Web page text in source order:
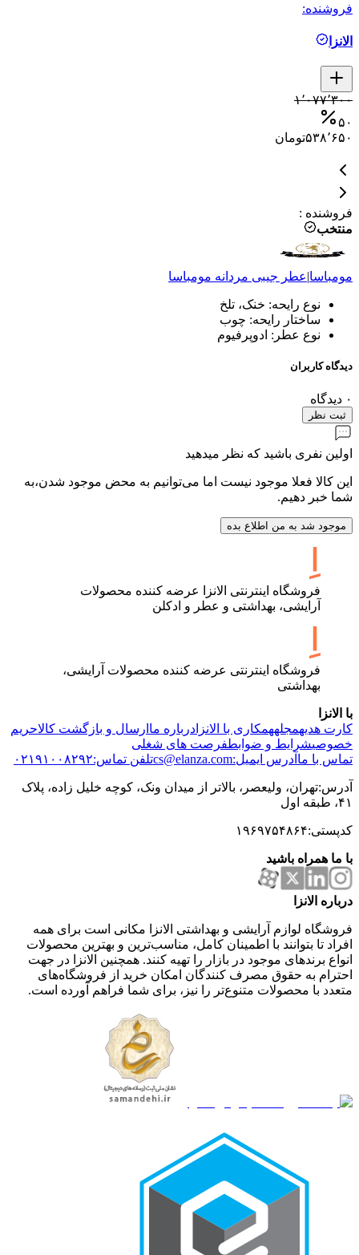
فروشنده:
الانزا
۱٬۰۷۷٬۳۰۰
۵۰
۵۳۸٬۶۵۰تومان
فروشنده :
منتخب
مومباسا|عطر جیبی مردانه مومباسا
نوع رایحه: خنک، تلخ
ساختار رایحه: چوب
نوع عطر: ادوپرفیوم
دیدگاه کاربران
۰ دیدگاه
ثبت نظر
اولین نفری باشید که نظر میدهید
این کالا فعلا موجود نیست اما می‌توانیم به محض موجود شدن،به
شما خبر دهیم.
موجود شد به من اطلاع بده
فروشگاه اینترنتی الانزا عرضه کننده محصولات
آرایشی، بهداشتی و عطر و ادکلن
فروشگاه اینترنتی عرضه کننده محصولات آرایشی،
بهداشتی
با الانزا
کارت هدیهمجلههمکاری با الانزا درباره ما ارسال و بازگشت کالاحریم
خصوصیشرایط و ضوابطفرصت های شغلی
تماس با ما آدرس ایمیل:cs@elanza.com تلفن تماس:۰۲۱۹۱۰۰۸۲۹۲
آدرس:تهران، ولیعصر، بالاتر از میدان ونک، کوچه خلیل زاده، پلاک
۴۱، طبقه اول
کدپستی:۱۹۶۹۷۵۴۸۶۴
با ما همراه باشید
درباره الانزا
فروشگاه لوازم آرایشی و بهداشتی الانزا مکانی است برای همه
افراد تا بتوانند با اطمینان کامل، مناسب‌ترین و بهترین محصولات
انواع برندهای موجود در بازار را تهیه کنند. همچنین الانزا در جهت
احترام به حقوق مصرف کنندگان امکان خرید از فروشگاه‌های
متعدد با محصولات متنوع‌تر را نیز، برای شما فراهم آورده است.